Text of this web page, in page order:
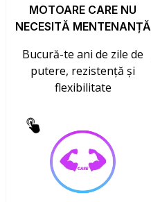
MOTOARE CARE NU
NECESITĂ MENTENANȚĂ
Bucură-te ani de zile de
putere, rezistență și
flexibilitate